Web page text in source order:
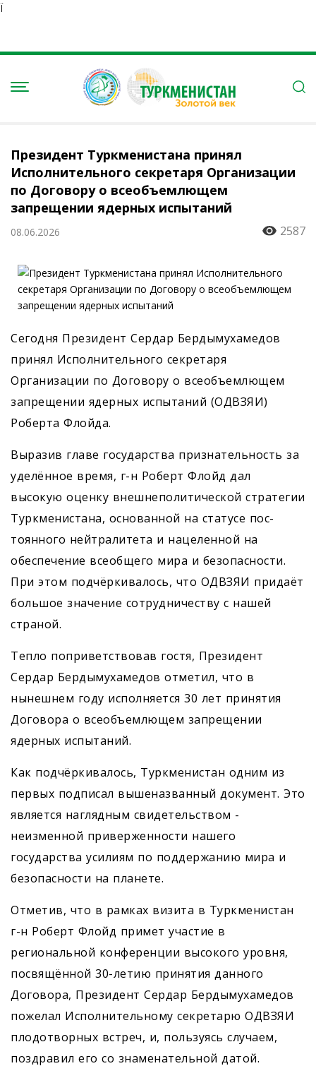
Ï
Президент Туркменистана принял
Исполнительного секретаря Организации
по Договору о всеобъемлющем
запрещении ядерных испытаний
08.06.2026 2587
Сегодня Президент Сердар Бердымухамедов
принял Исполнительного секретаря
Организации по Договору о всеобъемлющем
запрещении ядерных испытаний (ОДВЗЯИ)
Роберта Флойда.
Выразив главе государства признательность за
уделённое время, г-н Роберт Флойд дал
высокую оценку внешнеполитической стратегии
Туркменистана, основанной на статусе пос­
тоянного нейтралитета и нацеленной на
обеспечение всеобщего мира и безопасности.
При этом подчёркивалось, что ОДВЗЯИ придаёт
большое значение сотрудничеству с нашей
страной.
Тепло поприветствовав гостя, Президент
Сердар Бердымухамедов отметил, что в
нынешнем году исполняется 30 лет принятия
Договора о всеобъемлющем запрещении
ядерных испытаний.
Как подчёркивалось, Туркменистан одним из
первых подписал вышеназванный документ. Это
является наглядным свидетельством ­
неизменной приверженности нашего
государства усилиям по поддержанию мира и
безо­пасности на планете.
Отметив, что в рамках визита в Туркменистан
г-н Роберт Флойд примет участие в
региональной конференции высокого уровня,
посвящённой 30-летию принятия данного
Договора, Президент Сердар Бердымухамедов
пожелал Исполнительному секретарю ОДВЗЯИ
плодо­творных встреч, и, пользуясь случаем,
поздравил его со знаменательной датой.